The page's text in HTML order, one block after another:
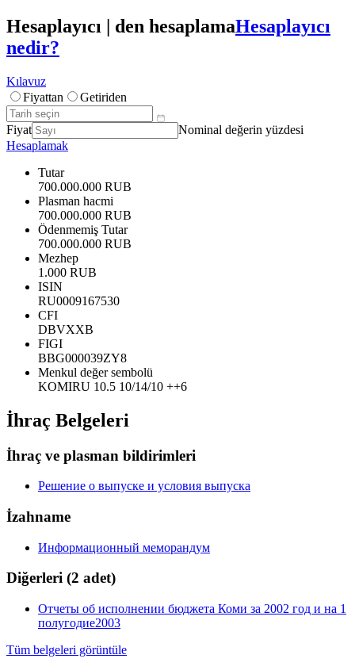
Hesaplayıcı | den hesaplamaHesaplayıcı
nedir?
Kılavuz
Fiyattan
Getiriden
Fiyat
Nominal değerin yüzdesi
Hesaplamak
Tutar
700.000.000 RUB
Plasman hacmi
700.000.000 RUB
Ödenmemiş Tutar
700.000.000 RUB
Mezhep
1.000 RUB
ISIN
RU0009167530
CFI
DBVXXB
FIGI
BBG000039ZY8
Menkul değer sembolü
KOMIRU 10.5 10/14/10 ++6
İhraç Belgeleri
İhraç ve plasman bildirimleri
Решение о выпуске и условия выпуска
İzahname
Информационный меморандум
Diğerleri (2 adet)
Отчеты об исполнении бюджета Коми за 2002 год и на 1
полугодие2003
Tüm belgeleri görüntüle